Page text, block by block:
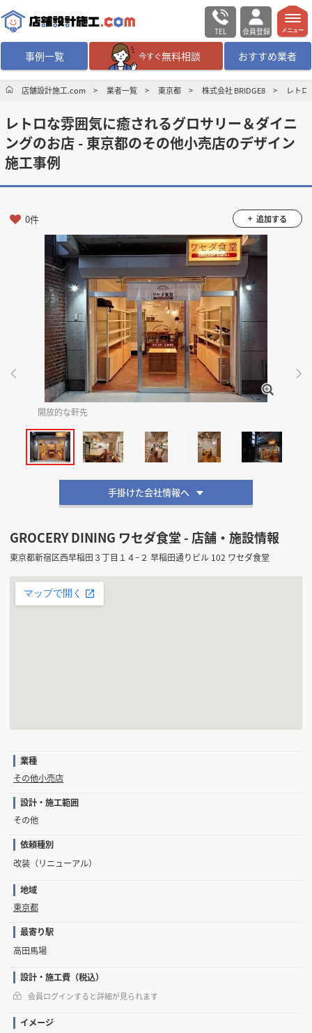
TEL 会員登録
事例一覧 今すぐ無料相談 おすすめ業者
無料相談 ログイン／会員登録
デザイン設計・施工業者を探す
店舗・商業施設の
店舗設計施工.comとは
内装の費用相場シミュレーター
掲載希望のデザイン設計・施工会社様へ
店舗開業・改装をご検討中の方へ
メニュー
店舗設計施工.com 業者一覧 東京都 株式会社 BRIDGE8 レト
レトロな雰囲気に癒されるグロサリー＆ダイニ
ングのお店 - 東京都のその他小売店のデザイン
施工事例
0件 追加する
開放的な軒先
手掛けた会社情報へ
GROCERY DINING ワセダ食堂 - 店舗・施設情報
東京都新宿区西早稲田３丁目１４−２ 早稲田通りビル 102 ワセダ食堂
業種
その他小売店
設計・施工範囲
その他
依頼種別
改装（リニューアル）
地域
東京都
最寄り駅
高田馬場
設計・施工費（税込）
会員ログインすると詳細が見られます
イメージ